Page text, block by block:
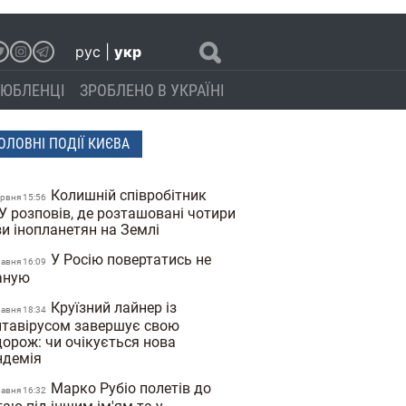
рус укр
ЗРОБЛЕНО В УКРАЇНІ
ПОДІЇ КИЄВА
15:56
Колишній співробітник
розповів, де розташовані чотири
інопланетян на Землі
16:09 У Росію повертатись не
18:34 Круїзний лайнер із
завершує свою
чи очікується нова
16:32
Марко Рубіо полетів до